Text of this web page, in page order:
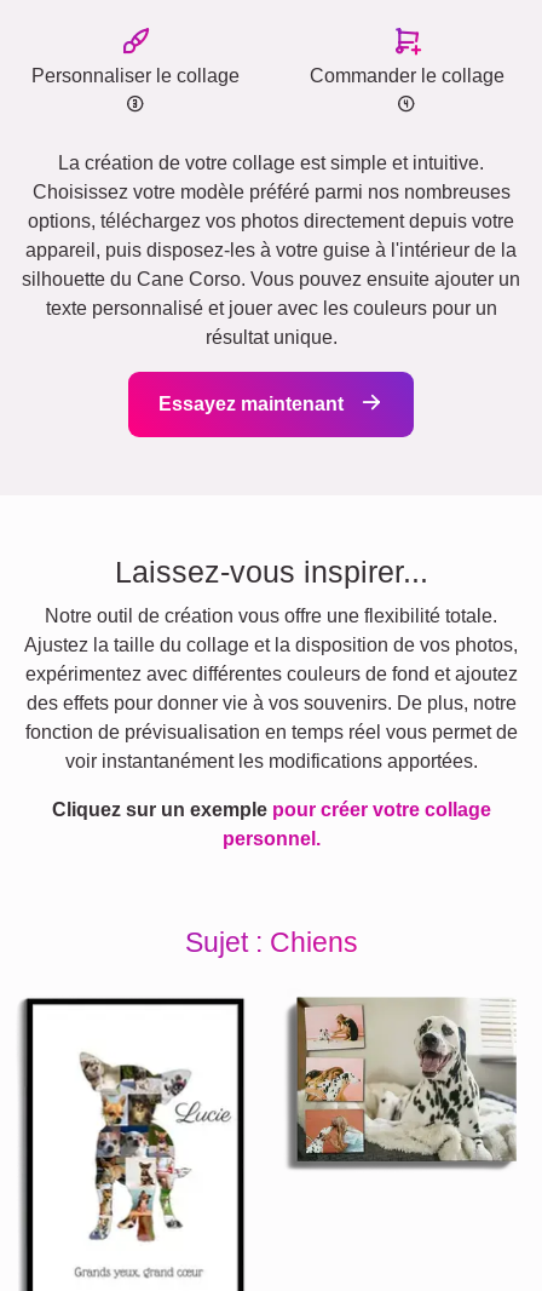
Personnaliser le collage Commander le collage
La création de votre collage est simple et intuitive.
Choisissez votre modèle préféré parmi nos nombreuses
options, téléchargez vos photos directement depuis votre
appareil, puis disposez-les à votre guise à l'intérieur de la
silhouette du Cane Corso. Vous pouvez ensuite ajouter un
texte personnalisé et jouer avec les couleurs pour un
résultat unique.
Essayez maintenant
Laissez-vous inspirer...
Notre outil de création vous offre une flexibilité totale.
Ajustez la taille du collage et la disposition de vos photos,
expérimentez avec différentes couleurs de fond et ajoutez
des effets pour donner vie à vos souvenirs. De plus, notre
fonction de prévisualisation en temps réel vous permet de
voir instantanément les modifications apportées.
Cliquez sur un exemple pour créer votre collage
personnel.
Sujet : Chiens